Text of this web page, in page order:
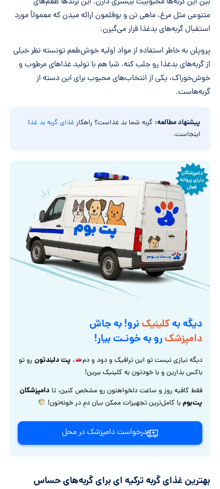
متنوعی مثل مرغ، ماهی تن و بوقلمون ارائه میدن که معمولاً مورد
استقبال گربه‌های بدغذا قرار می‌گیرن.
پروپلن به خاطر استفاده از مواد اولیه خوش‌طعم تونسته نظر خیلی
از گربه‌های بدغذا رو جلب کنه. شبا هم با تولید غذاهای مرطوب و
خوش‌خوراک، یکی از انتخاب‌های محبوب برای این دسته از
گربه‌هاست.
پیشنهاد مطالعه: گربه‌ شما بد غذاست؟ راهکارغذای گربه بد غذا
اینجاست.
دیگه بهکلینیکنرو! به جاش
دامپزشکرو به خونـت بیار!
دیگه نیازی نیست تو این ترافیک و دود و دم ، پت دلبندتونرو تو
باکس بذارین و با خودتون به کلینیک ببرین!
فقط کافیه روز و ساعت دلخواهتون رو مشخص کنین، تا دامپزشکان
پت‌بومبا کامل‌ترین تجهیزات ممکن بیان دمِ در خونه‌تون!
درخواست دامپزشک در محل
بهترین غذای گربه ترکیه ای برای گربه‌های حساس